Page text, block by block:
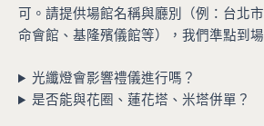
可。請提供場館名稱與廳別（例：台北
命會館、基隆殯儀館等），我們準點到
光纖燈會影響禮儀進行嗎？
是否能與花圈、蓮花塔、米塔併單？